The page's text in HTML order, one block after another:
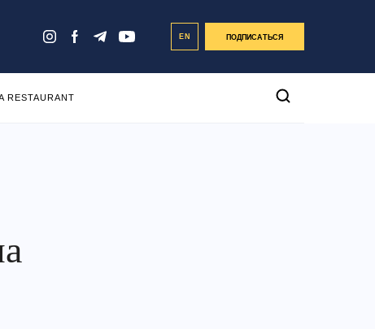
EN ПОДПИСАТЬСЯ
RESTAURANT